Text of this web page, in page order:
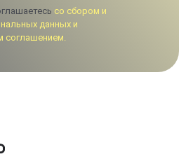
со сбором и
данных и
соглашением.